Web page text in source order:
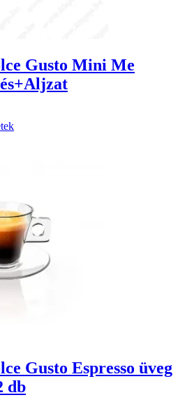
Gusto Mini Me
Gusto Espresso üveg
db